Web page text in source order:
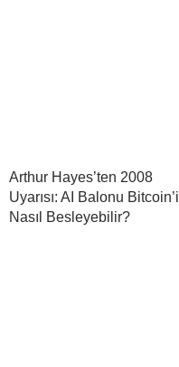
Arthur Hayes’ten 2008
Uyarısı: AI Balonu Bitcoin’i
Nasıl Besleyebilir?